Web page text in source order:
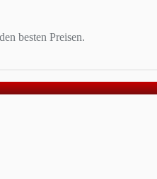
besten Preisen.